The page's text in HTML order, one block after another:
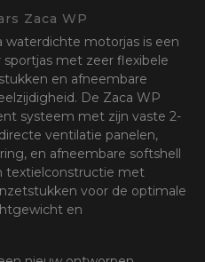
Zaca WP
waterdichte motorjas is een
met zeer flexibele
en afneembare
De Zaca WP
systeem met zijn vaste 2-
ventilatie panelen,
en afneembare softshell
textielconstructie met
voor de optimale
en